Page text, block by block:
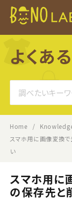
よくあ
For
Home
スマホ用に画像変換
い
スマホ用に
の保存先と